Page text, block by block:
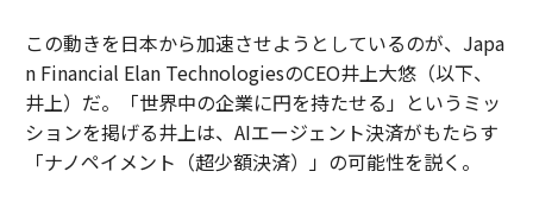
この動きを日本から加速させようとしているのが、Japa
n Financial Elan TechnologiesのCEO井上大悠（以下、
井上）だ。「世界中の企業に円を持たせる」というミッ
ションを掲げる井上は、AIエージェント決済がもたらす
「ナノペイメント（超少額決済）」の可能性を説く。